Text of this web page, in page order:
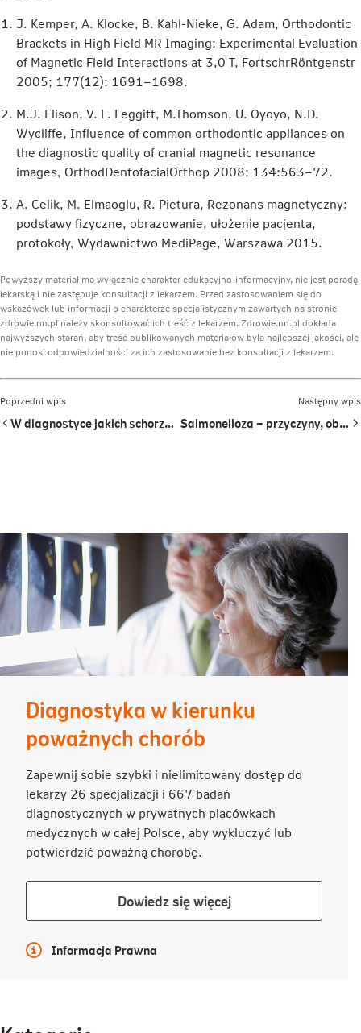
J. Kemper, A. Klocke, B. Kahl-Nieke, G. Adam, Orthodontic
Brackets in High Field MR Imaging: Experimental Evaluation
of Magnetic Field Interactions at 3,0 T, FortschrRöntgenstr
2005; 177(12): 1691–1698.
M.J. Elison, V. L. Leggitt, M.Thomson, U. Oyoyo, N.D.
Wycliffe, Influence of common orthodontic appliances on
the diagnostic quality of cranial magnetic resonance
images, OrthodDentofacialOrthop 2008; 134:563–72.
A. Celik, M. Elmaoglu, R. Pietura, Rezonans magnetyczny:
podstawy fizyczne, obrazowanie, ułożenie pacjenta,
protokoły, Wydawnictwo MediPage, Warszawa 2015.
Powyższy materiał ma wyłącznie charakter edukacyjno-informacyjny, nie jest poradą
lekarską i nie zastępuje konsultacji z lekarzem. Przed zastosowaniem się do
wskazówek lub informacji o charakterze specjalistycznym zawartych na stronie
zdrowie.nn.pl należy skonsultować ich treść z lekarzem. Zdrowie.nn.pl dokłada
najwyższych starań, aby treść publikowanych materiałów była najlepszej jakości, ale
nie ponosi odpowiedzialności za ich zastosowanie bez konsultacji z lekarzem.
Poprzedni wpis
W diagnostyce jakich schorzeń przydatny jest test Alex?
Następny wpis
Salmonelloza – przyczyny, objawy i leczenie zakażenia
Diagnostyka w kierunku
poważnych chorób
Zapewnij sobie szybki i nielimitowany dostęp do
lekarzy 26 specjalizacji i 667 badań
diagnostycznych w prywatnych placówkach
medycznych w całej Polsce, aby wykluczyć lub
potwierdzić poważną chorobę.
Dowiedz się więcejDowiedz
się
Więcej informacji
Informacja Prawna